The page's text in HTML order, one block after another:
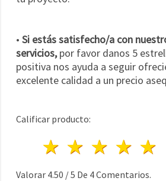
• Si estás satisfecho/a con
servicios,por favor danos 5
positiva nos ayuda a seguir
excelente calidad a un precio
Calificar producto:
4
3
2 estrellas
1 estrella
Valorar 4.50 /5 De 4Comentarios.